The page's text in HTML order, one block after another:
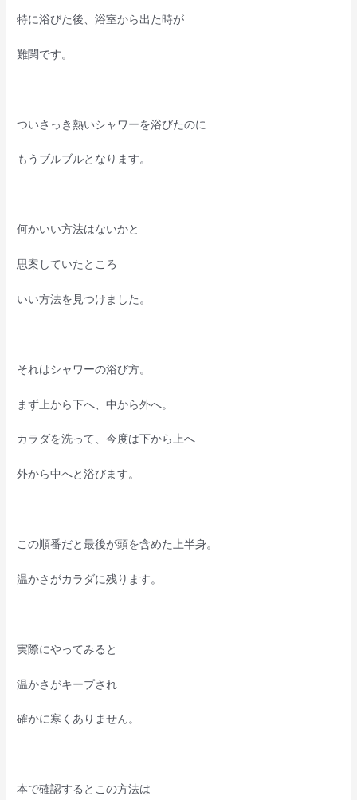
特に浴びた後、浴室から出た時が
難関です。
ついさっき熱いシャワーを浴びたのに
もうブルブルとなります。
何かいい方法はないかと
思案していたところ
いい方法を見つけました。
それはシャワーの浴び方。
まず上から下へ、中から外へ。
カラダを洗って、今度は下から上へ
外から中へと浴びます。
この順番だと最後が頭を含めた上半身。
温かさがカラダに残ります。
実際にやってみると
温かさがキープされ
確かに寒くありません。
本で確認するとこの方法は